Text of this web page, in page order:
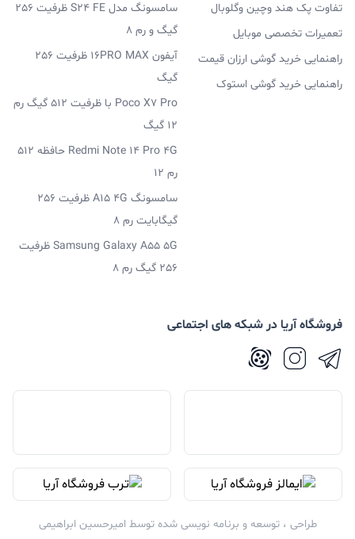
تفاوت پک هند وچین وگلوبال
تعمیرات تخصصی موبایل
راهنمایی خرید گوشی ارزان قیمت
راهنمایی خرید گوشی استوک
سامسونگ مدل S24 FE ظرفیت 256
گیگ و رم 8
آیفون 16PRO MAX ظرفیت 256
گیگ
Poco X7 Pro با ظرفیت 512 گیگ رم
12 گیگ
Redmi Note 14 Pro 4G حافظه 512
رم 12
سامسونگ A15 4G ظرفیت 256
گیگابایت رم 8
Samsung Galaxy A55 5G ظرفیت
256 گیگ رم 8
فروشگاه آریا در شبکه های اجتماعی
طراحی ، توسعه و برنامه نویسی شده توسط امیرحسین ابراهیمی